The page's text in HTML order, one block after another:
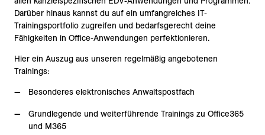
Darüber hinaus kannst du auf ein umfangreiches IT-
Trainingsportfolio zugreifen und bedarfsgerecht deine
Fähigkeiten in Office-Anwendungen perfektionieren.
Hier ein Auszug aus unseren regelmäßig angebotenen
Trainings:
Besonderes elektronisches Anwaltspostfach
Grundlegende und weiterführende Trainings zu Office365
und M365